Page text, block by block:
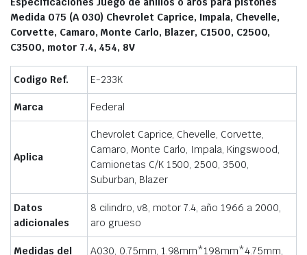
Medida 075 (A 030) Chevrolet Caprice, Impala, Chevelle,
Corvette, Camaro, Monte Carlo, Blazer, C1500, C2500,
C3500, motor 7.4, 454, 8V
Codigo Ref. E-233K
Marca Federal
Aplica
Chevrolet Caprice, Chevelle, Corvette,
Camaro, Monte Carlo, Impala, Kingswood,
Camionetas C/K 1500, 2500, 3500,
Suburban, Blazer
Datos
adicionales
8 cilindro, v8, motor 7.4, año 1966 a 2000,
aro grueso
Medidas del A030, 0.75mm, 1.98mm*198mm*4.75mm,